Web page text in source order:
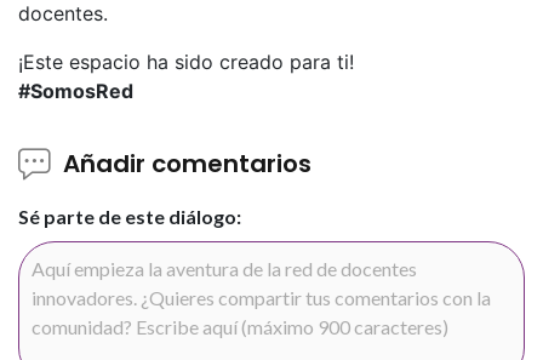
docentes.
¡Este espacio ha sido creado para ti!
#SomosRed
Añadir comentarios
Sé parte de este diálogo: